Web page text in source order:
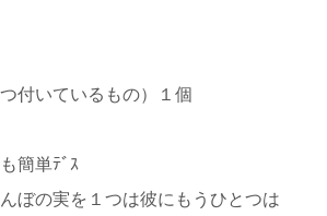
付いているもの）１個
簡単ﾃﾞｽ
ぼの実を１つは彼にもうひとつは